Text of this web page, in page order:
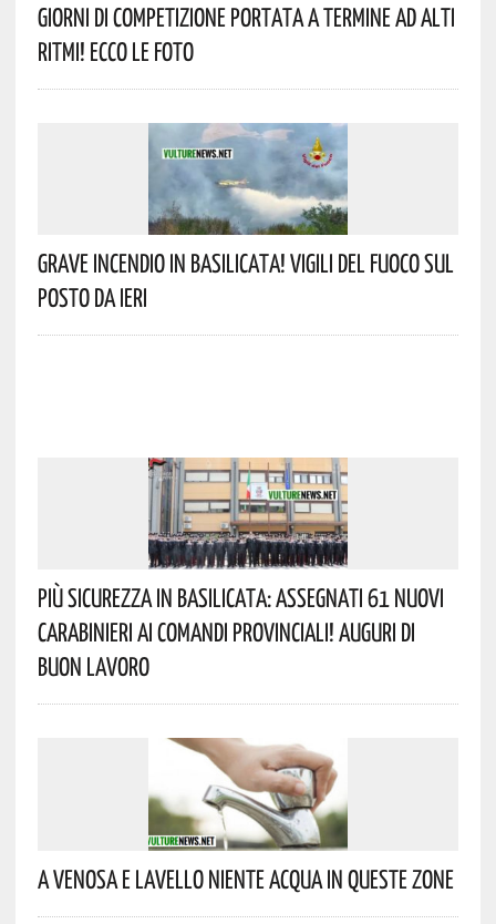
Giorni Di Competizione Portata A Termine Ad Alti
Ritmi! Ecco Le Foto
Grave Incendio In Basilicata! Vigili Del Fuoco Sul
Posto Da Ieri
Più Sicurezza In Basilicata: Assegnati 61 Nuovi
Carabinieri Ai Comandi Provinciali! Auguri Di
Buon Lavoro
A Venosa E Lavello Niente Acqua In Queste Zone